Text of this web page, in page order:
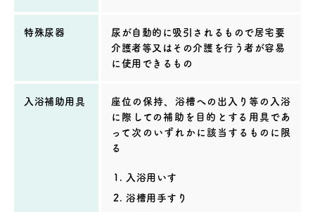
特殊尿器
尿が自動的に吸引されるもので居宅要
介護者等又はその介護を行う者が容易
に使用できるもの
入浴補助用具
座位の保持、浴槽への出入り等の入浴
に際しての補助を目的とする用具であ
って次のいずれかに該当するものに限
る
入浴用いす
浴槽用手すり